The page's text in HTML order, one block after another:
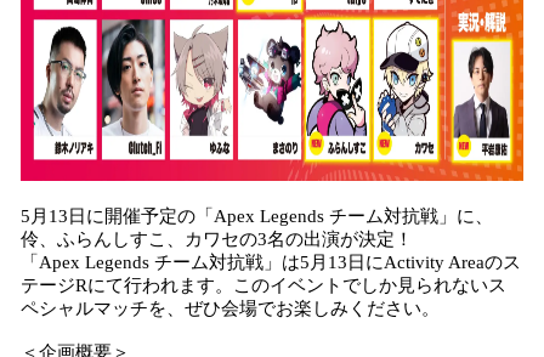
5月13日に開催予定の「Apex Legends チーム対抗戦」に、
伶、ふらんしすこ、カワセの3名の出演が決定！
「Apex Legends チーム対抗戦」は5月13日にActivity Areaのス
テージRにて行われます。このイベントでしか見られないス
ペシャルマッチを、ぜひ会場でお楽しみください。
＜企画概要＞